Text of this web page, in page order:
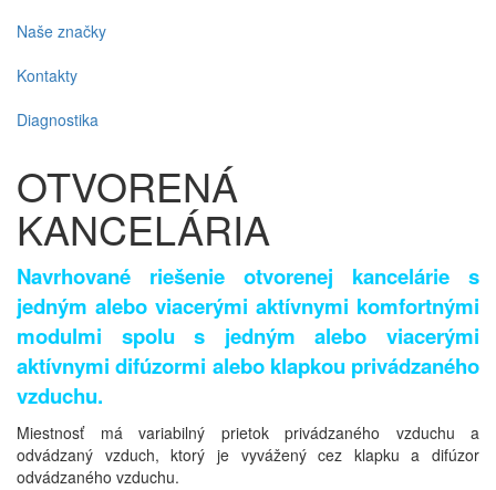
Naše značky
Kontakty
Diagnostika
OTVORENÁ
KANCELÁRIA
Navrhované riešenie otvorenej kancelárie s
jedným alebo viacerými aktívnymi komfortnými
modulmi spolu s jedným alebo viacerými
aktívnymi difúzormi alebo klapkou privádzaného
vzduchu.
Miestnosť má variabilný prietok privádzaného vzduchu a
odvádzaný vzduch, ktorý je vyvážený cez klapku a difúzor
odvádzaného vzduchu.